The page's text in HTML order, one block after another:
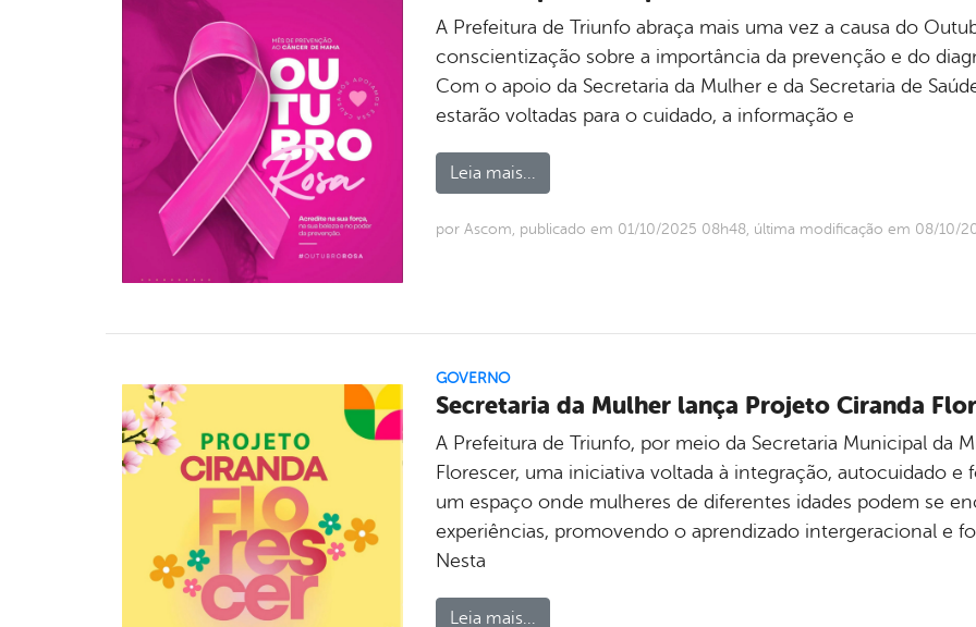
A Prefeitura de Triunfo abraça mais uma vez a causa do
conscientização sobre a importância da prevenção e do
Com o apoio da Secretaria da Mulher e da Secretaria de
estarão voltadas para o cuidado, a informação e
Leia mais...
por Ascom, publicado em 01/10/2025 08h48, última modificação em 08/10/
GOVERNO
Secretaria da Mulher lança Projeto Ciranda
A Prefeitura de Triunfo, por meio da Secretaria Municipal da
Florescer, uma iniciativa voltada à integração, autocuidado
um espaço onde mulheres de diferentes idades podem se
experiências, promovendo o aprendizado intergeracional e
Nesta
Leia mais...